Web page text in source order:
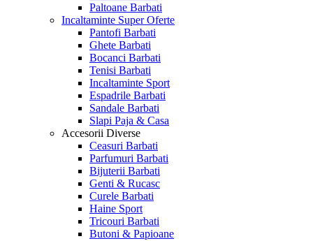
Paltoane Barbati
Incaltaminte Super Oferte
Pantofi Barbati
Ghete Barbati
Bocanci Barbati
Tenisi Barbati
Incaltaminte Sport
Espadrile Barbati
Sandale Barbati
Slapi Paja & Casa
Accesorii Diverse
Ceasuri Barbati
Parfumuri Barbati
Bijuterii Barbati
Genti & Rucasc
Curele Barbati
Haine Sport
Tricouri Barbati
Butoni & Papioane